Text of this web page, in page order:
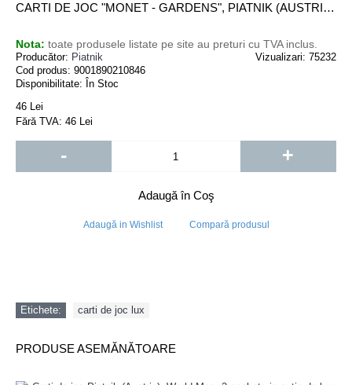
CARTI DE JOC "MONET - GARDENS", PIATNIK (AUSTRIA), 2 PACHETE IN CUTIE DE LUX
Nota: toate produsele listate pe site au preturi cu TVA inclus.
Vizualizari: 75232
Producător: Piatnik
Cod produs: 9001890210846
Disponibilitate: În Stoc
46 Lei
Fără TVA: 46 Lei
- +
Adaugă în Coş
Adaugă in Wishlist Compară produsul
Etichete: carti de joc lux
PRODUSE ASEMĂNĂTOARE